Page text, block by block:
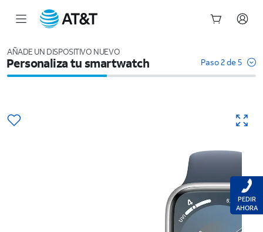
AÑADE UN DISPOSITIVO NUEVO
Personaliza tu smartwatch Paso 2 de 5
PEDIR
AHORA